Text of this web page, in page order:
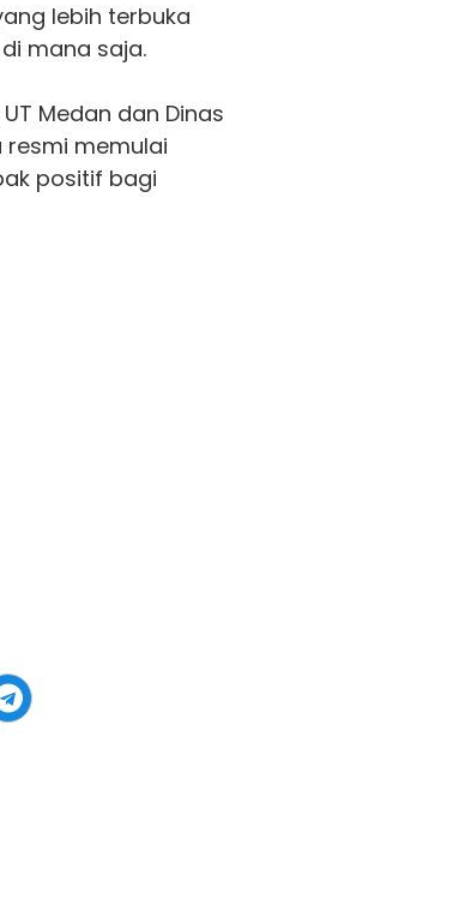
lebih terbuka
mana saja.
Medan dan Dinas
resmi memulai
positif bagi